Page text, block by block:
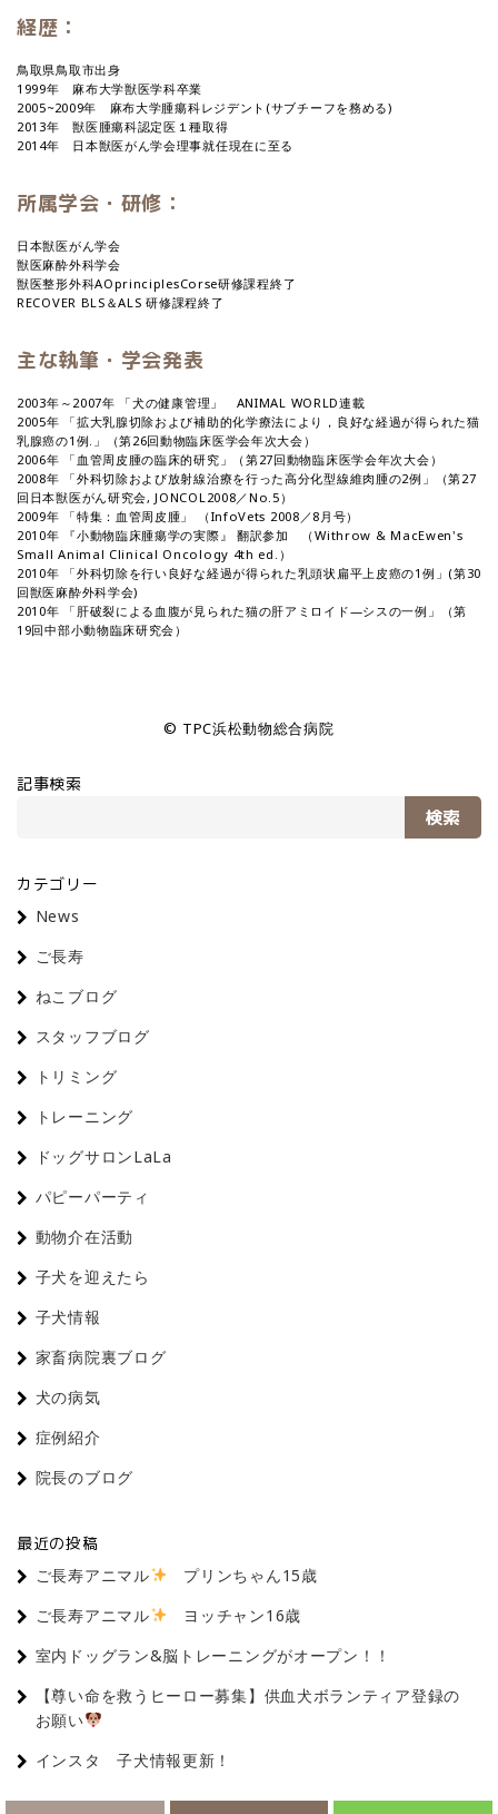
経歴：
鳥取県鳥取市出身
1999年 麻布大学獣医学科卒業
2005~2009年 麻布大学腫瘍科レジデント(サブチーフを務める)
2013年 獣医腫瘍科認定医１種取得
2014年 日本獣医がん学会理事就任現在に至る
所属学会・研修：
日本獣医がん学会
獣医麻酔外科学会
獣医整形外科AOprinciplesCorse研修課程終了
RECOVER BLS＆ALS 研修課程終了
主な執筆・学会発表
2003年～2007年 「犬の健康管理」 ANIMAL WORLD連載
2005年 「拡大乳腺切除および補助的化学療法により，良好な経過が得られた猫
乳腺癌の1例.」（第26回動物臨床医学会年次大会）
2006年 「血管周皮腫の臨床的研究」（第27回動物臨床医学会年次大会）
2008年 「外科切除および放射線治療を行った高分化型線維肉腫の2例」（第27
回日本獣医がん研究会, JONCOL2008／No.5）
2009年 「特集：血管周皮腫」 （InfoVets 2008／8月号）
2010年 『小動物臨床腫瘍学の実際』 翻訳参加 （Withrow & MacEwen's
Small Animal Clinical Oncology 4th ed.）
2010年 「外科切除を行い良好な経過が得られた乳頭状扁平上皮癌の1例」(第30
回獣医麻酔外科学会)
2010年 「肝破裂による血腹が見られた猫の肝アミロイド―シスの一例」（第
19回中部小動物臨床研究会）
© TPC浜松動物総合病院
記事検索
検索
カテゴリー
News
ご長寿
ねこブログ
スタッフブログ
トリミング
トレーニング
ドッグサロンLaLa
パピーパーティ
動物介在活動
子犬を迎えたら
子犬情報
家畜病院裏ブログ
犬の病気
症例紹介
院長のブログ
最近の投稿
ご長寿アニマル
プリンちゃん15歳
ご長寿アニマル
ヨッチャン16歳
室内ドッグラン&脳トレーニングがオープン！！
【尊い命を救うヒーロー募集】供血犬ボランティア登録の
お願い
インスタ 子犬情報更新！